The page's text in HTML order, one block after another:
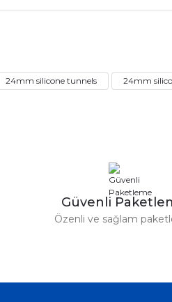
24mm silicone tunnels 24mm
Güvenli
Özenli ve sağlam